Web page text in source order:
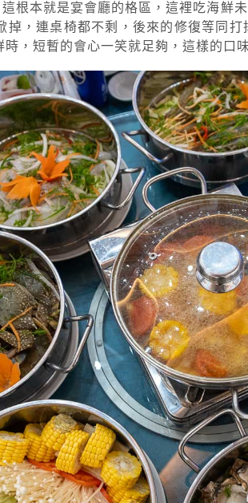
這根本就是宴會廳的格區，這裡吃海
掉，連桌椅都不剩，後來的修復等同
，短暫的會心一笑就足夠，這樣的口